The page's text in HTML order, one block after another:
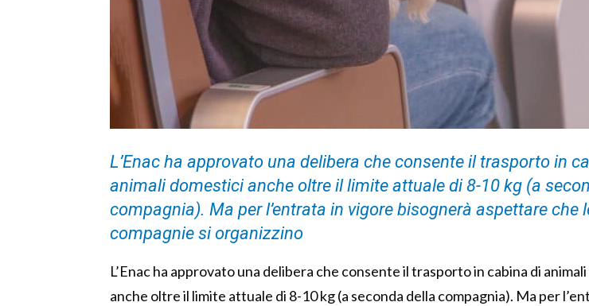
L’Enac ha approvato una delibera che consente il trasporto in
animali domestici anche oltre il limite attuale di 8-10 kg (a
compagnia). Ma per l’entrata in vigore bisognerà aspettare che
compagnie si organizzino
L’Enac ha approvato una delibera che consente il trasporto in cabina di
anche oltre il limite attuale di 8-10 kg (a seconda della compagnia). Ma per